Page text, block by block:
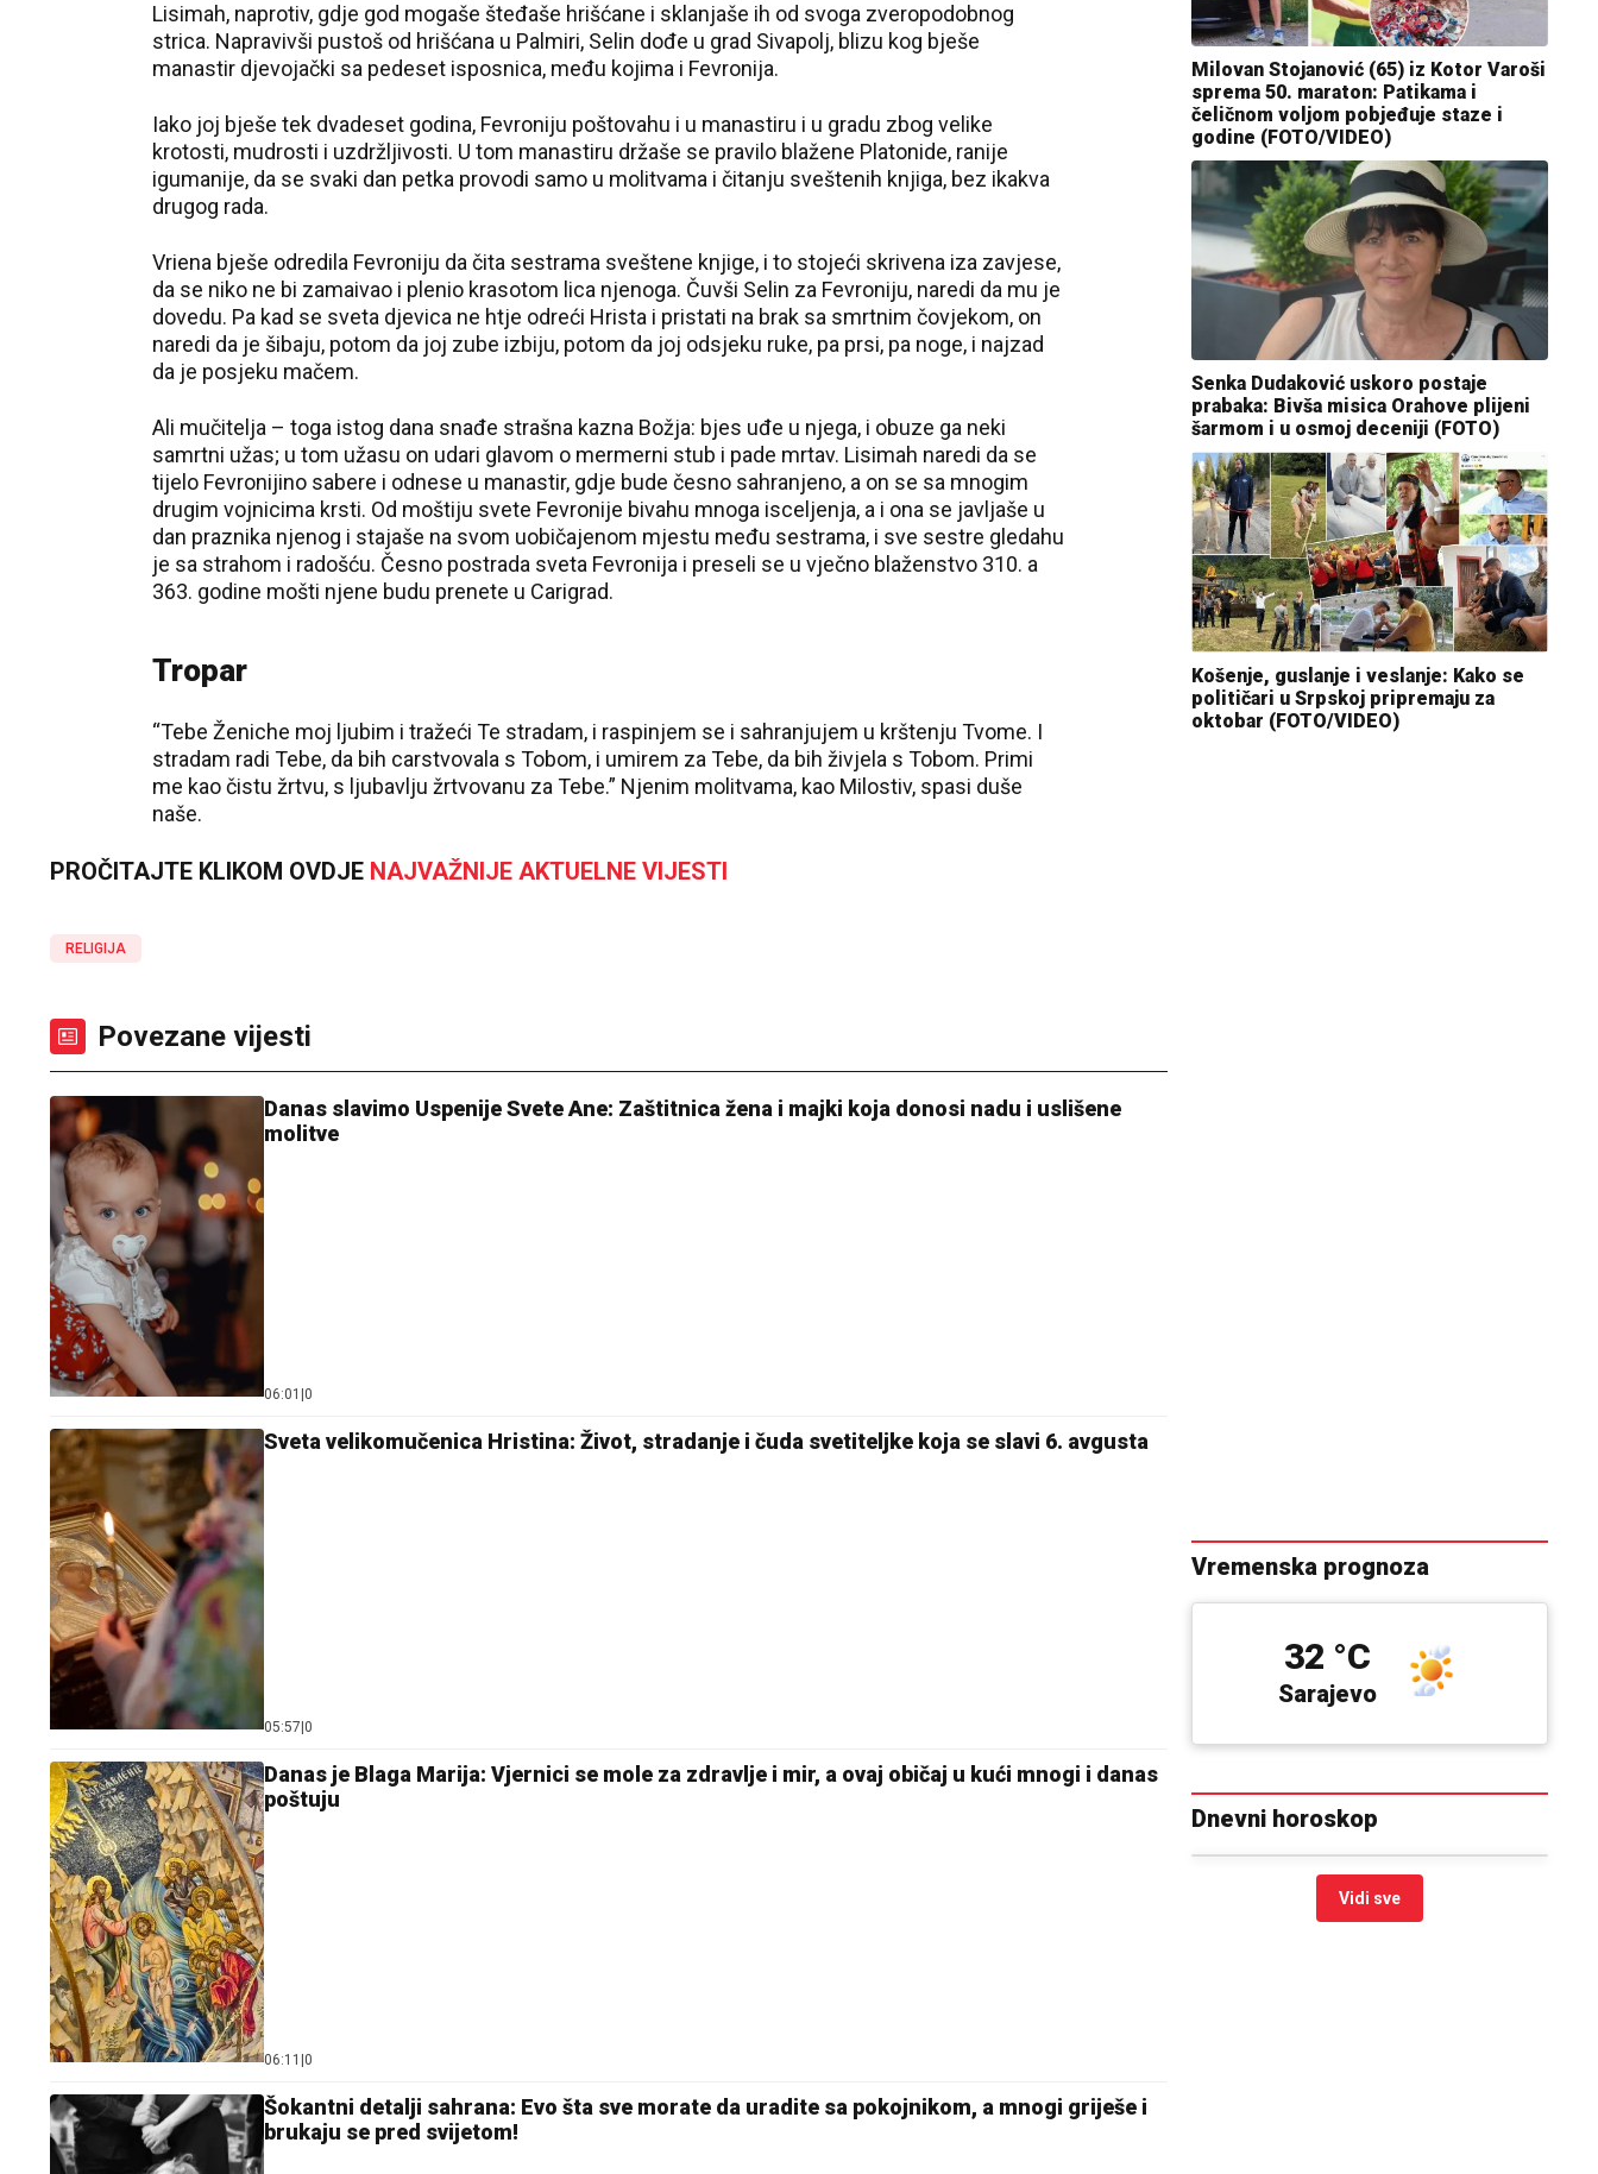
Lisimah, naprotiv, gdje god mogaše šteđaše hrišćane i sklanjaše ih od svoga zveropodobnog
strica. Napravivši pustoš od hrišćana u Palmiri, Selin dođe u grad Sivapolj, blizu kog bješe
manastir djevojački sa pedeset isposnica, među kojima i Fevronija.
Iako joj bješe tek dvadeset godina, Fevroniju poštovahu i u manastiru i u gradu zbog velike
krotosti, mudrosti i uzdržljivosti. U tom manastiru držaše se pravilo blažene Platonide, ranije
igumanije, da se svaki dan petka provodi samo u molitvama i čitanju sveštenih knjiga, bez ikakva
drugog rada.
Vriena bješe odredila Fevroniju da čita sestrama sveštene knjige, i to stojeći skrivena iza zavjese,
da se niko ne bi zamaivao i plenio krasotom lica njenoga. Čuvši Selin za Fevroniju, naredi da mu je
dovedu. Pa kad se sveta djevica ne htje odreći Hrista i pristati na brak sa smrtnim čovjekom, on
naredi da je šibaju, potom da joj zube izbiju, potom da joj odsjeku ruke, pa prsi, pa noge, i najzad
da je posjeku mačem.
Ali mučitelja – toga istog dana snađe strašna kazna Božja: bjes uđe u njega, i obuze ga neki
samrtni užas; u tom užasu on udari glavom o mermerni stub i pade mrtav. Lisimah naredi da se
tijelo Fevronijino sabere i odnese u manastir, gdje bude česno sahranjeno, a on se sa mnogim
drugim vojnicima krsti. Od moštiju svete Fevronije bivahu mnoga isceljenja, a i ona se javljaše u
dan praznika njenog i stajaše na svom uobičajenom mjestu među sestrama, i sve sestre gledahu
je sa strahom i radošću. Česno postrada sveta Fevronija i preseli se u vječno blaženstvo 310. a
363. godine mošti njene budu prenete u Carigrad.
Tropar
“Tebe Ženiche moj ljubim i tražeći Te stradam, i raspinjem se i sahranjujem u krštenju Tvome. I
stradam radi Tebe, da bih carstvovala s Tobom, i umirem za Tebe, da bih živjela s Tobom. Primi
me kao čistu žrtvu, s ljubavlju žrtvovanu za Tebe.” Njenim molitvama, kao Milostiv, spasi duše
naše.
PROČITAJTE KLIKOM OVDJE NAJVAŽNIJE AKTUELNE VIJESTI
RELIGIJA
Povezane vijesti
Danas slavimo Uspenije Svete Ane: Zaštitnica žena i majki koja donosi nadu i uslišene
molitve
06:01 0
Sveta velikomučenica Hristina: Život, stradanje i čuda svetiteljke koja se slavi 6. avgusta
05:57 0
Danas je Blaga Marija: Vjernici se mole za zdravlje i mir, a ovaj običaj u kući mnogi i danas
poštuju
06:11 0
Šokantni detalji sahrana: Evo šta sve morate da uradite sa pokojnikom, a mnogi griješe i
brukaju se pred svijetom!
Milovan Stojanović (65) iz Kotor Varoši
sprema 50. maraton: Patikama i
čeličnom voljom pobjeđuje staze i
godine (FOTO/VIDEO)
Senka Dudaković uskoro postaje
prabaka: Bivša misica Orahove plijeni
šarmom i u osmoj deceniji (FOTO)
Košenje, guslanje i veslanje: Kako se
političari u Srpskoj pripremaju za
oktobar (FOTO/VIDEO)
Vremenska prognoza
Sarajevo
32 °C
Dnevni horoskop
Vidi sve